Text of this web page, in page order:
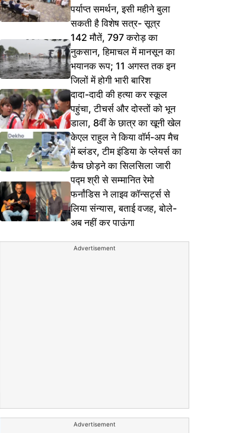
पर्याप्त समर्थन, इसी महीने बुला
सकती है विशेष सत्र- सूत्र
142 मौतें, 797 करोड़ का
नुकसान, हिमाचल में मानसून का
भयानक रूप; 11 अगस्त तक इन
जिलों में होगी भारी बारिश
दादा-दादी की हत्या कर स्कूल
पहुंचा, टीचर्स और दोस्तों को भून
डाला, 8वीं के छात्र का खूनी खेल
केएल राहुल ने किया वॉर्म-अप मैच
में ब्लंडर, टीम इंडिया के प्लेयर्स का
कैच छोड़ने का सिलसिला जारी
पद्म श्री से सम्मानित रेमो
फर्नांडिस ने लाइव कॉन्सर्ट्स से
लिया संन्यास, बताई वजह, बोले-
अब नहीं कर पाऊंगा
Advertisement
Advertisement